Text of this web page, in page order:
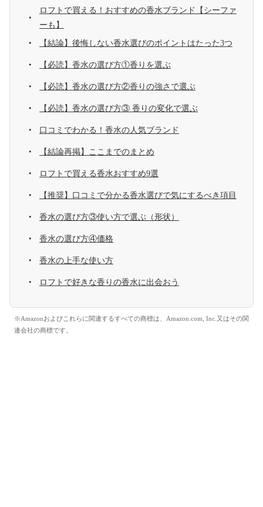
ロフトで買える！おすすめの香水ブランド【シーファ
ーも】
【結論】後悔しない香水選びのポイントはたった3つ
【必読】香水の選び方①香りを選ぶ
【必読】香水の選び方②香りの強さで選ぶ
【必読】香水の選び方③ 香りの変化で選ぶ
口コミでわかる！香水の人気ブランド
【結論再掲】ここまでのまとめ
ロフトで買える香水おすすめ9選
【推奨】口コミで分かる香水選びで気にするべき項目
香水の選び方③使い方で選ぶ（形状）
香水の選び方④価格
香水の上手な使い方
ロフトで好きな香りの香水に出会おう
※Amazonおよびこれらに関連するすべての商標は、Amazon.com, Inc.又はその関
連会社の商標です。